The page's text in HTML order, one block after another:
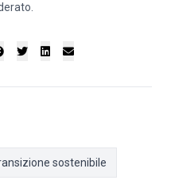
sostenibile